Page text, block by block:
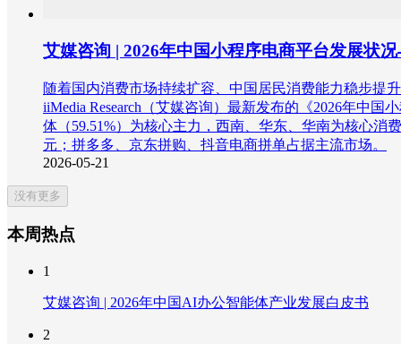
艾媒咨询 | 2026年中国小程序电商平台发展状
随着国内消费市场持续扩容、中国居民消费能力稳步提
iiMedia Research（艾媒咨询）最新发布的《2026年中
体（59.51%）为核心主力，西南、华东、华南为核心消
元；拼多多、京东拼购、抖音电商拼单占据主流市场。
2026-05-21
没有更多
本周热点
1
艾媒咨询 | 2026年中国AI办公智能体产业发展白皮书
2